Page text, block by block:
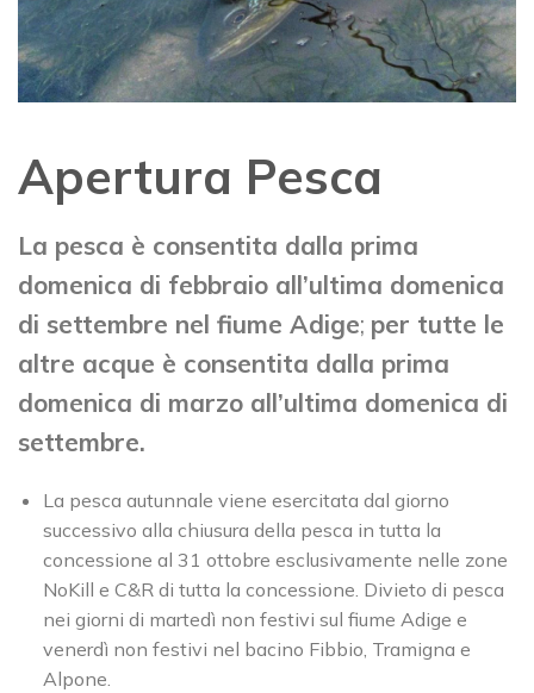
Apertura Pesca
La pesca è consentita dalla prima
domenica di febbraio all’ultima domenica
di settembre nel fiume Adige; per tutte le
altre acque è consentita dalla prima
domenica di marzo all’ultima domenica di
settembre.
La pesca autunnale viene esercitata dal giorno
successivo alla chiusura della pesca in tutta la
concessione al 31 ottobre esclusivamente nelle zone
NoKill e C&R di tutta la concessione. Divieto di pesca
nei giorni di martedì non festivi sul fiume Adige e
venerdì non festivi nel bacino Fibbio, Tramigna e
Alpone.